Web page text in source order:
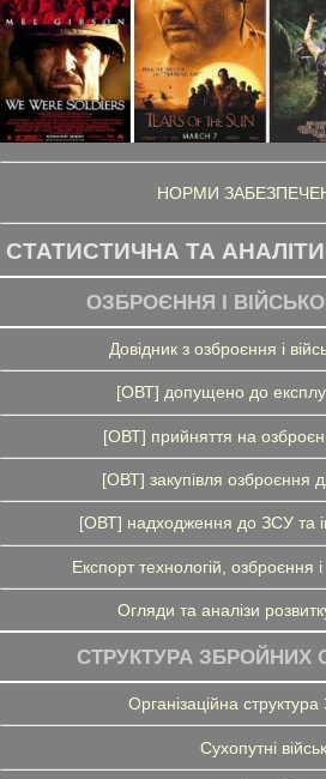
НОРМИ
СТАТИСТИЧНА ТА
ОЗБРОЄННЯ І
Довідник з озброєння і
[ОВТ] допущено до
[ОВТ] прийняття на
[ОВТ] закупівля озброєння
[ОВТ] надходження до ЗСУ та
Експорт технологій, озброєння і
Огляди та аналізи
СТРУКТУРА ЗБРОЙНИХ
Організаційна
Сухопутні